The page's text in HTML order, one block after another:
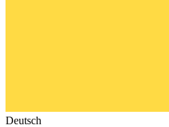
Deutsch